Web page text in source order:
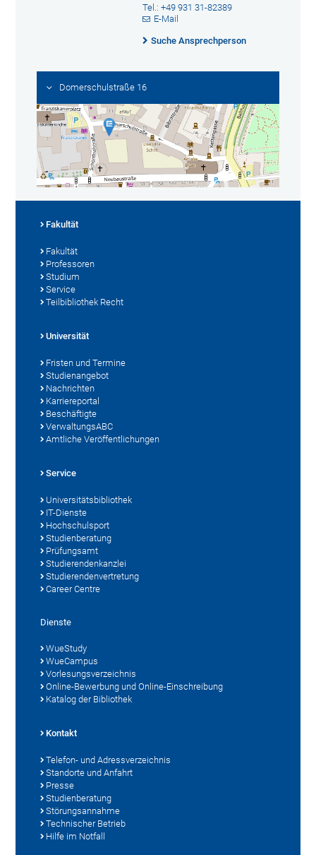
Tel.: +49 931 31-82389
E-Mail
Suche Ansprechperson
Domerschulstraße 16
Fakultät
Fakultät
Professoren
Studium
Service
Teilbibliothek Recht
Universität
Fristen und Termine
Studienangebot
Nachrichten
Karriereportal
Beschäftigte
VerwaltungsABC
Amtliche Veröffentlichungen
Service
Universitätsbibliothek
IT-Dienste
Hochschulsport
Studienberatung
Prüfungsamt
Studierendenkanzlei
Studierendenvertretung
Career Centre
Dienste
WueStudy
WueCampus
Vorlesungsverzeichnis
Online-Bewerbung und Online-Einschreibung
Katalog der Bibliothek
Kontakt
Telefon- und Adressverzeichnis
Standorte und Anfahrt
Presse
Studienberatung
Störungsannahme
Technischer Betrieb
Hilfe im Notfall